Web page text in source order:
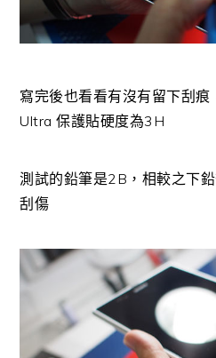
寫完後也看看有沒有留下刮
Ultra 保護貼硬度為3H
測試的鉛筆是2B，相較之下
刮傷